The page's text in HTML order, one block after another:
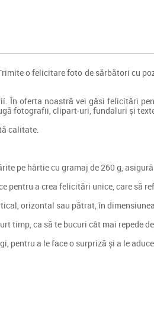
o felicitare foto de sărbători cu
În oferta noastră vei găsi felicitări
fotografii, clipart-uri, fundaluri și
calitate.
pe hârtie cu gramaj de 260 g,
a crea felicitări unice, care să
orizontal sau pătrat, în
timp, ca să te bucuri cât mai repede
a le face o surpriză și a le